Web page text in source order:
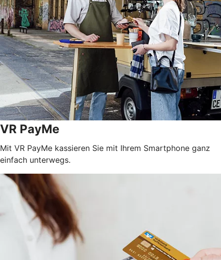
VR PayMe
Mit VR PayMe kassieren Sie mit Ihrem Smartphone ganz
einfach unterwegs.